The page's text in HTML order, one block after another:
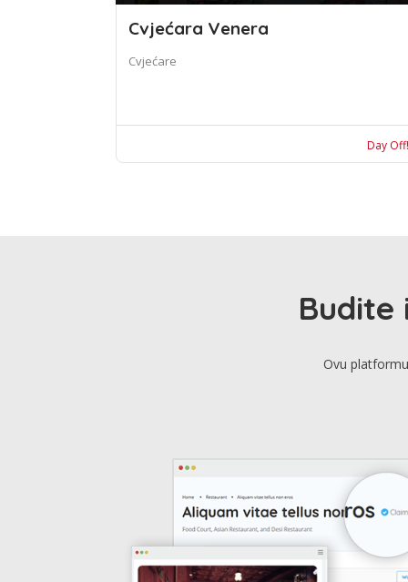
Cvjećara Venera
Cvjećare
Day
Budite
Ovu